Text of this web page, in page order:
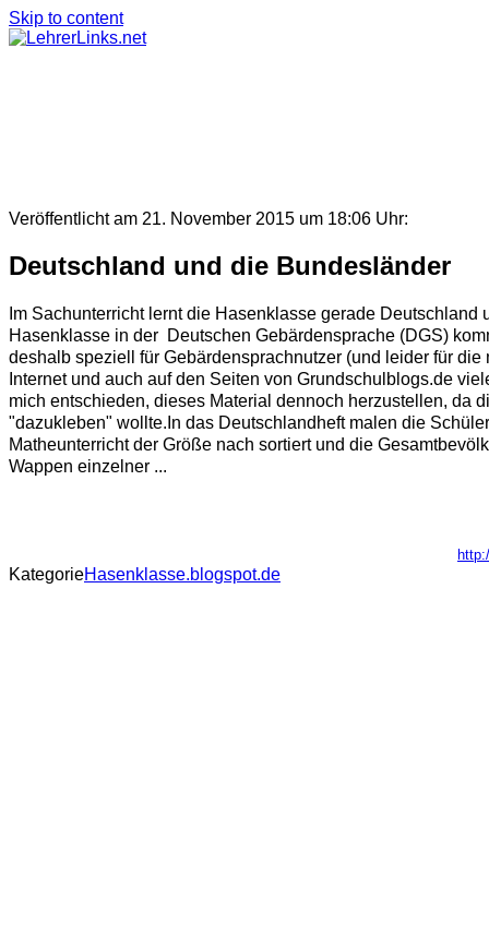
Skip to content
Veröffentlicht am 21. November 2015 um 18:06 Uhr:
Deutschland und die Bundesländer
Im Sachunterricht lernt die Hasenklasse gerade
Hasenklasse in der Deutschen Gebärdensprache (DGS)
deshalb speziell für Gebärdensprachnutzer (und leider für
Internet und auch auf den Seiten von Grundschulblogs.de
mich entschieden, dieses Material dennoch herzustellen,
"dazukleben" wollte.In das Deutschlandheft malen die
Matheunterricht der Größe nach sortiert und die
Wappen einzelner ...
KategorieHasenklasse.blogspot.de